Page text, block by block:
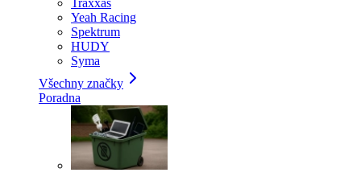
Traxxas
Yeah Racing
Spektrum
HUDY
Syma
Všechny značky
Poradna